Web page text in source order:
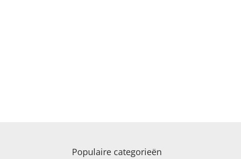
Populaire categorieën